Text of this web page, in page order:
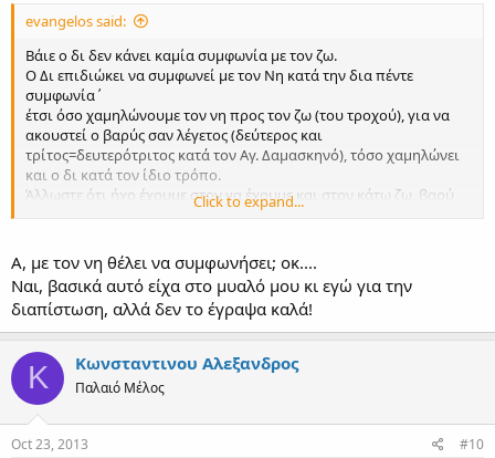
evangelos said:
Βάιε o δι δεν κάνει καμία συμφωνία με τον ζω.
Ο Δι επιδιώκει να συμφωνεί με τον Νη κατά την δια πέντε
συμφωνία΄
έτσι όσο χαμηλώνουμε τον νη προς τον ζω (του τροχού), για να
ακουστεί ο βαρύς σαν λέγετος (δεύτερος και
τρίτος=δευτερότριτος κατά τον Αγ. Δαμασκηνό), τόσο χαμηλώνει
και ο δι κατά τον ίδιο τρόπο.
Άλλωστε ότι ήχο έχουμε στον γα έχουμε και στον κάτω ζω, βαρύ
δηλαδή. Ό, τι γίνεται στον γα γίνεται και στον ζω.
Την άποψη ή μάλλον πιο σωστά διαπίστωση του χαμηλού
ζω=ίδια θέση ο "εναρμόνιος" με "διατονικό" την έχει εκφράσει ο
Καραμάνης ο Μηναϊδης και άλλοι εγώ απλά την τεκμηρίωσα μέσα
από τις περιγραφές της παλαιάς θεωρίας της μουσικής.
Click to expand...
Α, με τον νη θέλει να συμφωνήσει; οκ....
Ναι, βασικά αυτό είχα στο μυαλό μου κι εγώ για την
διαπίστωση, αλλά δεν το έγραψα καλά!
Κ Κωνσταντινου Αλεξανδρος
Παλαιό Μέλος
Oct 23, 2013 #10